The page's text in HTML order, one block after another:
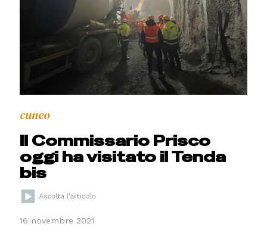
cuneo
Il Commissario Prisco
oggi ha visitato il Tenda
bis
16 novembre 2021